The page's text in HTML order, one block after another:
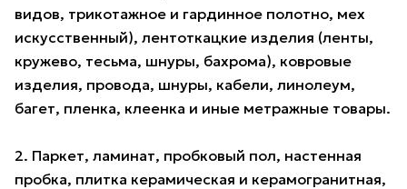
видов, трикотажное и гардинное полотно, мех
искусственный), лентоткацкие изделия (ленты,
кружево, тесьма, шнуры, бахрома), ковровые
изделия, провода, шнуры, кабели, линолеум,
багет, пленка, клеенка и иные метражные товары.
2. Паркет, ламинат, пробковый пол, настенная
пробка, плитка керамическая и керамогранитная,